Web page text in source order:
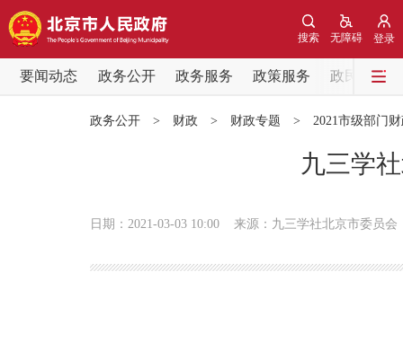
登录
无障碍
搜索
要闻动态 政务公开 政务服务 政策服务
政民互动
政务公开 > 财政 > 财政专题 > 2021市级部门
九三学
日期：2021-03-03 10:00 来源：九三学社北京市委员会